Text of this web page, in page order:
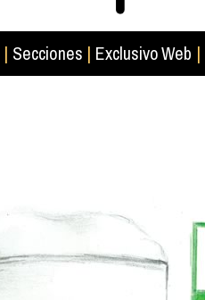
| Secciones | Exclusivo Web |